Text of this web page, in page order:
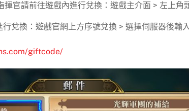
揮官請前往遊戲內進行兌換：遊戲主介面 > 左上角
兌換：遊戲官網上方序號兌換 > 選擇伺服器後輸
giftcode/